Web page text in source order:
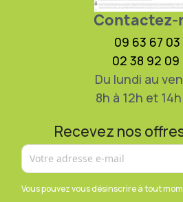
Contactez-
09 63 67 03
02 38 92 09
Du lundi au
8h à 12h et 14h
Recevez nos
Vous pouvez vous désinscrire à tout